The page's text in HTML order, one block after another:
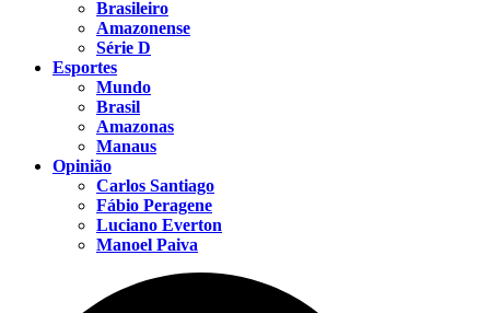
Brasileiro
Amazonense
Série D
Esportes
Mundo
Brasil
Amazonas
Manaus
Opinião
Carlos Santiago
Fábio Peragene
Luciano Everton
Manoel Paiva